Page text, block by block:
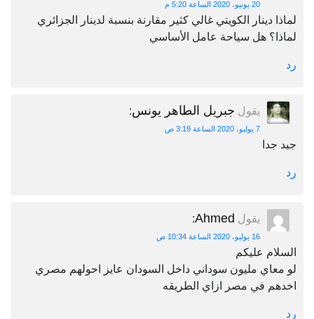
20 يونيو، 2020 الساعة 5:20 م
لماذا دينار الكويتي غالي كثير مقارنة بنسبة لدينار الجزائري
لماذا؟ هل سياحة عامل الأساسي
رد
يقول جبريل الطاهر يونس:
7 يوليو، 2020 الساعة 3:19 ص
جيد جدا
رد
يقول Ahmed
:
16 يوليو، 2020 الساعة 10:34 ص
السلام عليكم
لو معاي مليون سوداني داخل السودان عايز احولهم مصري
اخدهم في مصر ازاي الطريقه
رد